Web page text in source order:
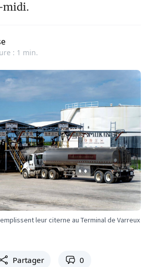
midi.
: 1 min.
leur citerne au Terminal de Varreux
Partager 0